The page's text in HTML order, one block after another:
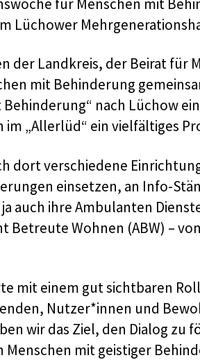
für Menschen mit
Lüchower
der Landkreis, der Beirat für
mit Behinderung
nach Lüchow
„Allerlüd“ ein vielfältiges
dort verschiedene
einsetzen, an Info-
auch ihre Ambulanten
Betreute Wohnen (ABW) –
mit einem gut sichtbaren
Nutzer*innen und
wir das Ziel, den Dialog zu
mit geistiger